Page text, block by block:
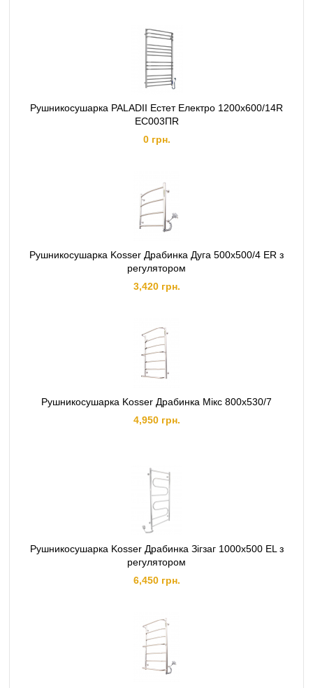
Рушникосушарка PALADII Естет Електро 1200х600/14R
ЕС003ПR
0 грн.
Рушникосушарка Kosser Драбинка Дуга 500х500/4 ER з
регулятором
3,420 грн.
Рушникосушарка Kosser Драбинка Мiкс 800х530/7
4,950 грн.
Рушникосушарка Kosser Драбинка Зiгзаг 1000х500 EL з
регулятором
6,450 грн.